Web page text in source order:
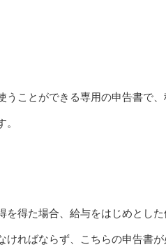
うことができる専用の申告書で
を得た場合、給与をはじめとし
ければならず、こちらの申告書